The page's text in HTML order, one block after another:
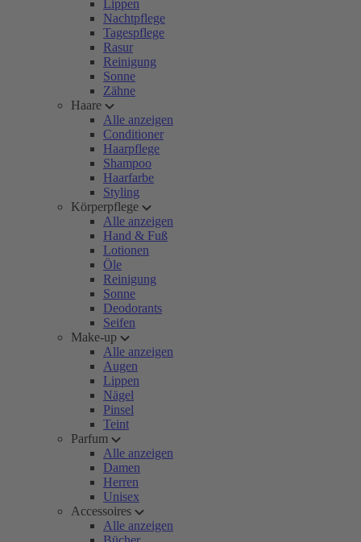
Lippen
Nachtpflege
Tagespflege
Rasur
Reinigung
Sonne
Zähne
Haare
Alle anzeigen
Conditioner
Haarpflege
Shampoo
Haarfarbe
Styling
Körperpflege
Alle anzeigen
Hand & Fuß
Lotionen
Öle
Reinigung
Sonne
Deodorants
Seifen
Make-up
Alle anzeigen
Augen
Lippen
Nägel
Pinsel
Teint
Parfum
Alle anzeigen
Damen
Herren
Unisex
Accessoires
Alle anzeigen